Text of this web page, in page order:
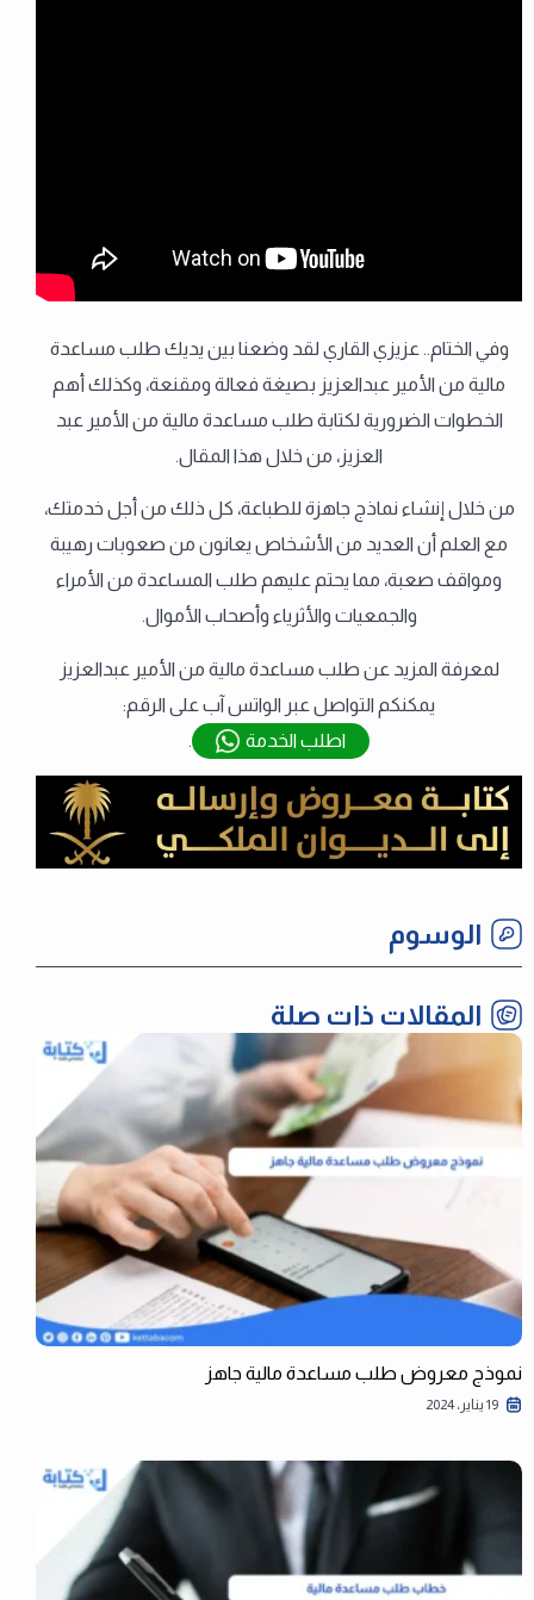
وفي الختام.. عزيزي القاري لقد وضعنا بين يديك طلب مساعدة
مالية من الأمير عبدالعزيز بصيغة فعالة ومقنعة، وكذلك أهم
الخطوات الضرورية لكتابة طلب مساعدة مالية من الأمير عبد
العزيز، من خلال هذا المقال.
من خلال إنشاء نماذج جاهزة للطباعة، كل ذلك من أجل خدمتك،
مع العلم أن العديد من الأشخاص يعانون من صعوبات رهيبة
ومواقف صعبة، مما يحتم عليهم طلب المساعدة من الأمراء
والجمعيات والأثرياء وأصحاب الأموال.
لمعرفة المزيد عن طلب مساعدة مالية من الأمير عبدالعزيز
يمكنكم التواصل عبر الواتس آب على الرقم:
اطلب الخدمة
.
الوسوم
المقالات ذات صلة
نموذج معروض طلب مساعدة مالية جاهز
19 يناير، 2024